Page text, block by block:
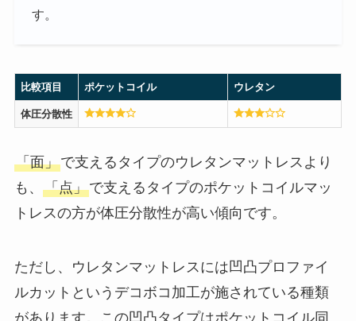
す。
比較項目 ポケットコイル ウレタン
体圧分散性
「面」で支えるタイプのウレタンマットレスより
も、 「点」で支えるタイプのポケットコイルマッ
トレスの方が体圧分散性が高い傾向です。
ただし、ウレタンマットレスには凹凸プロファイ
ルカットというデコボコ加工が施されている種類
があります。この凹凸タイプはポケットコイル同